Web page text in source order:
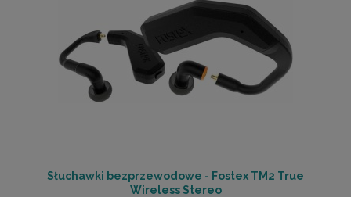
Słuchawki bezprzewodowe - Fostex TM2 True
Wireless Stereo